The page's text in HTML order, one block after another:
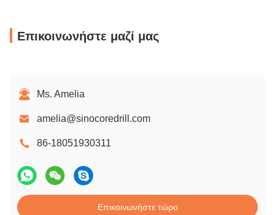
Επικοινωνήστε μαζί μας
Ms. Amelia
amelia@sinocoredrill.com
86-18051930311
Επικοινωνήστε τώρα